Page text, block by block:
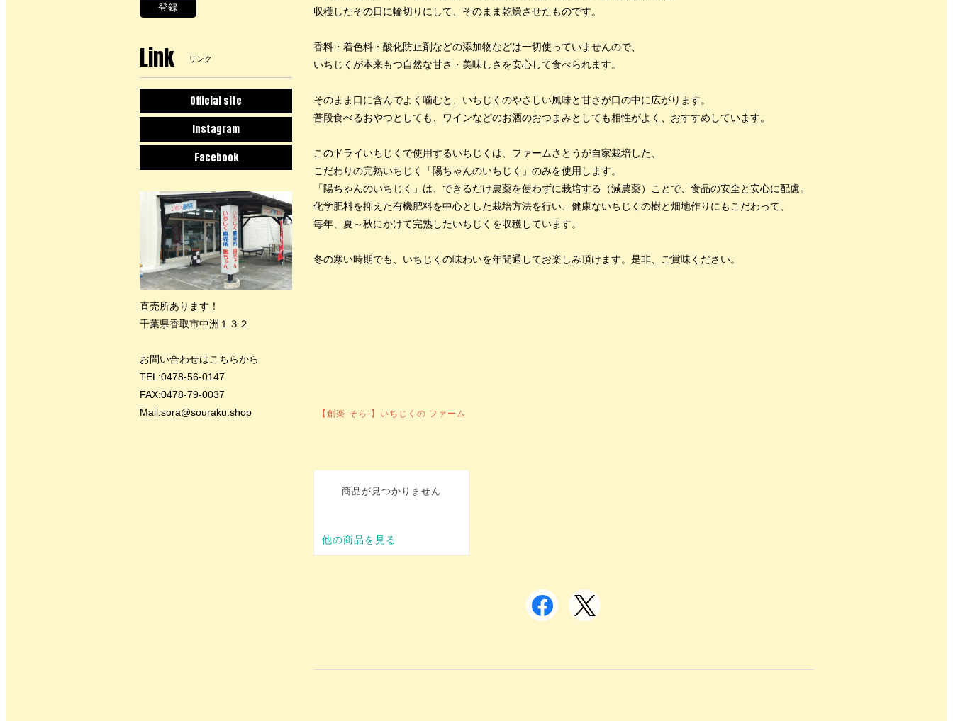
収穫したその日に輪切りにして、そのまま乾燥させたものです。
香料・着色料・酸化防止剤などの添加物などは一切使っていませんので、
いちじくが本来もつ自然な甘さ・美味しさを安心して食べられます。
そのまま口に含んでよく噛むと、いちじくのやさしい風味と甘さが口の中に広がります。
普段食べるおやつとしても、ワインなどのお酒のおつまみとしても相性がよく、おすすめしています。
このドライいちじくで使用するいちじくは、ファームさとうが自家栽培した、
こだわりの完熟いちじく「陽ちゃんのいちじく」のみを使用します。
「陽ちゃんのいちじく」は、できるだけ農薬を使わずに栽培する（減農薬）ことで、食品の安全と安心に配慮。
化学肥料を抑えた有機肥料を中心とした栽培方法を行い、健康ないちじくの樹と畑地作りにもこだわって、
毎年、夏～秋にかけて完熟したいちじくを収穫しています。
冬の寒い時期でも、いちじくの味わいを年間通してお楽しみ頂けます。是非、ご賞味ください。
登録
Link リンク
Official site
Instagram
Facebook
直売所あります！
千葉県香取市中洲１３２
お問い合わせはこちらから
TEL:0478-56-0147
FAX:0478-79-0037
Mail:sora@souraku.shop